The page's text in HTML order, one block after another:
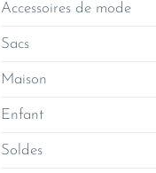
Accessoires de mode
Sacs
Maison
Enfant
Soldes